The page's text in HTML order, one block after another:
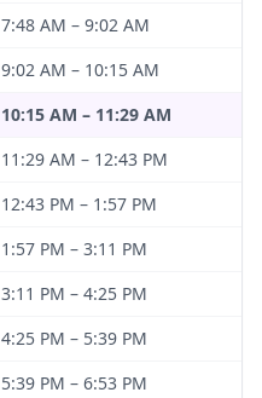
7:48 AM – 9:02 AM
9:02 AM – 10:15 AM
10:15 AM – 11:29 AM
11:29 AM – 12:43 PM
12:43 PM – 1:57 PM
1:57 PM – 3:11 PM
3:11 PM – 4:25 PM
4:25 PM – 5:39 PM
5:39 PM – 6:53 PM